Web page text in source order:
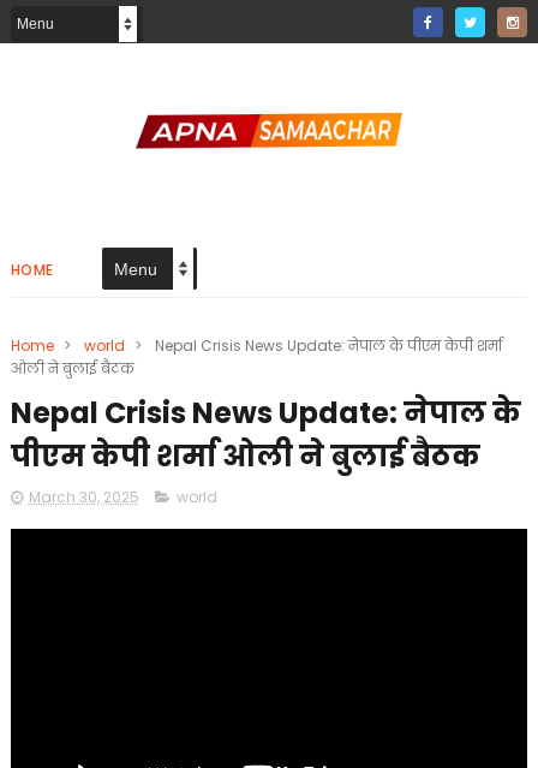
HOME
Home > world >
Nepal Crisis News Update: नेपाल के पीएम केपी शर्मा
ओली ने बुलाई बैठक
Nepal Crisis News Update: नेपाल के
पीएम केपी शर्मा ओली ने बुलाई बैठक
March 30, 2025 world